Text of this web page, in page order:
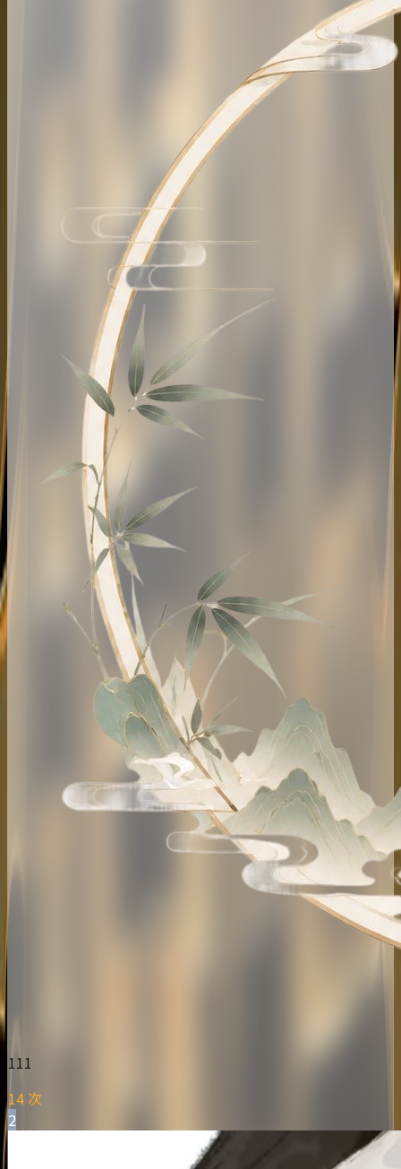
111
14 次
2